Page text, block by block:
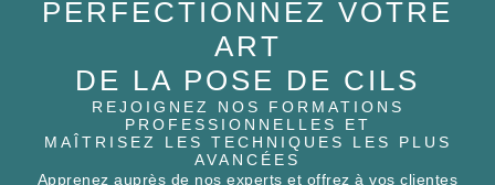
ART
DE LA POSE DE CILS
REJOIGNEZ NOS FORMATIONS
PROFESSIONNELLES ET
MAÎTRISEZ LES TECHNIQUES LES PLUS
AVANCÉES
Apprenez auprès de nos experts et offrez à vos clientes
des résultats dignes des meilleurs salons. Nos